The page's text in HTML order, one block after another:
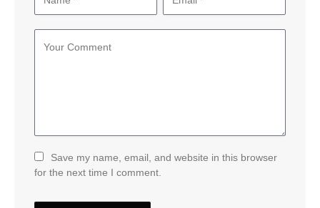
Save my name, email, and website in this browser
for the next time I comment.